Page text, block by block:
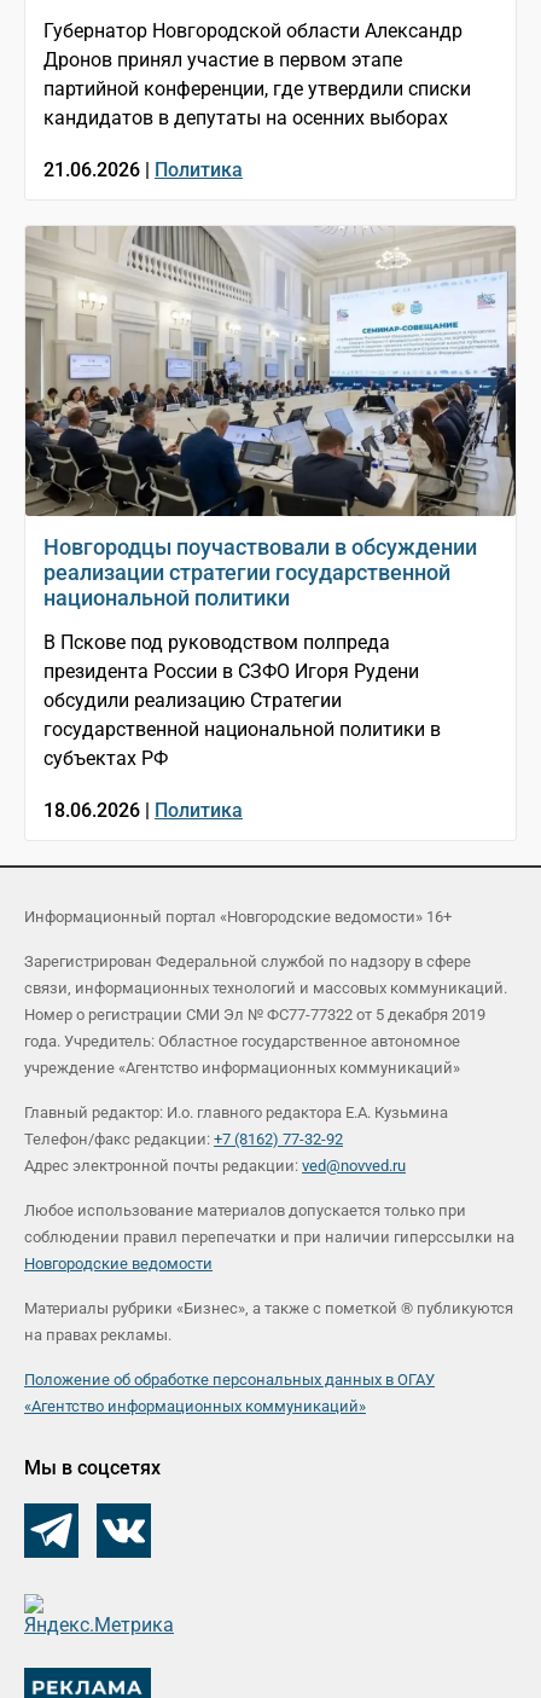
Губернатор Новгородской области Александр
Дронов принял участие в первом этапе
партийной конференции, где утвердили списки
кандидатов в депутаты на осенних выборах
21.06.2026 | Политика
Новгородцы поучаствовали в обсуждении
реализации стратегии государственной
национальной политики
В Пскове под руководством полпреда
президента России в СЗФО Игоря Рудени
обсудили реализацию Стратегии
государственной национальной политики в
субъектах РФ
18.06.2026 | Политика
Информационный портал «Новгородские ведомости» 16+
Зарегистрирован Федеральной службой по надзору в сфере
связи, информационных технологий и массовых коммуникаций.
Номер о регистрации СМИ Эл № ФС77-77322 от 5 декабря 2019
года. Учредитель: Областное государственное автономное
учреждение «Агентство информационных коммуникаций»
Главный редактор: И.о. главного редактора Е.А. Кузьмина
Телефон/факс редакции: +7 (8162) 77-32-92
Адрес электронной почты редакции: ved@novved.ru
Любое использование материалов допускается только при
соблюдении правил перепечатки и при наличии гиперссылки на
Новгородские ведомости
Материалы рубрики «Бизнес», а также с пометкой ® публикуются
на правах рекламы.
Положение об обработке персональных данных в ОГАУ
«Агентство информационных коммуникаций»
Мы в соцсетях